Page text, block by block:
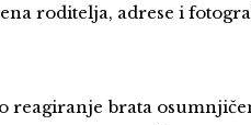
roditelja, adrese i
reagiranje brata